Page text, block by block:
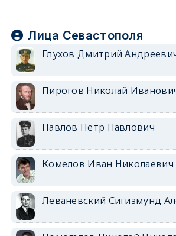
Лица Севастополя
Глухов Дмитрий
Пирогов Николай
Павлов Петр Павлович
Комелов Иван Николаевич
Леваневский Сигизмунд